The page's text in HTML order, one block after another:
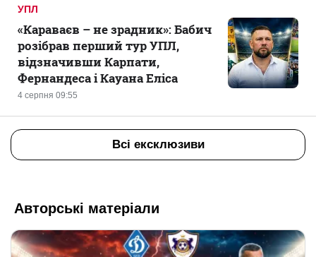
УПЛ
4 серпня 09:55
«Караваєв – не зрадник»: Бабич
розібрав перший тур УПЛ,
відзначивши Карпати,
Фернандеса і Кауана Еліса
Всі ексклюзиви
Авторські матеріали